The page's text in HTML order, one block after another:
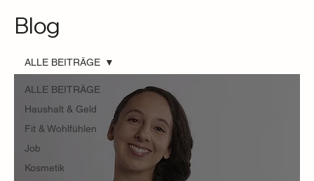
Blog
ALLE BEITRÄGE
Haushalt & Geld
Fit & Wohlfühlen
Job
Kosmetik
ALLE BEITRÄGE